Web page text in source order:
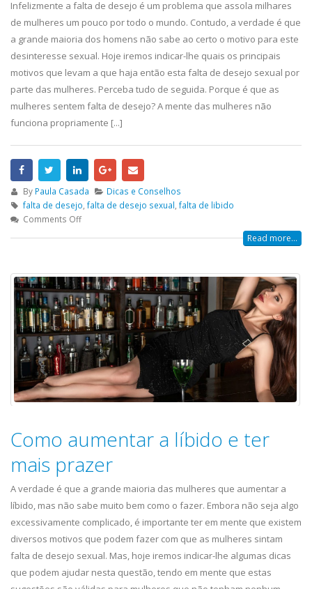
Infelizmente a falta de desejo é um problema que assola milhares
de mulheres um pouco por todo o mundo. Contudo, a verdade é que
a grande maioria dos homens não sabe ao certo o motivo para este
desinteresse sexual. Hoje iremos indicar-lhe quais os principais
motivos que levam a que haja então esta falta de desejo sexual por
parte das mulheres. Perceba tudo de seguida. Porque é que as
mulheres sentem falta de desejo? A mente das mulheres não
funciona propriamente [...]
By Paula Casada
Dicas e Conselhos
falta de desejo falta de desejo sexual falta de libido
Comments Off
Read more...
Como aumentar a líbido e ter
mais prazer
A verdade é que a grande maioria das mulheres que aumentar a
líbido, mas não sabe muito bem como o fazer. Embora não seja algo
excessivamente complicado, é importante ter em mente que existem
diversos motivos que podem fazer com que as mulheres sintam
falta de desejo sexual. Mas, hoje iremos indicar-lhe algumas dicas
que podem ajudar nesta questão, tendo em mente que estas